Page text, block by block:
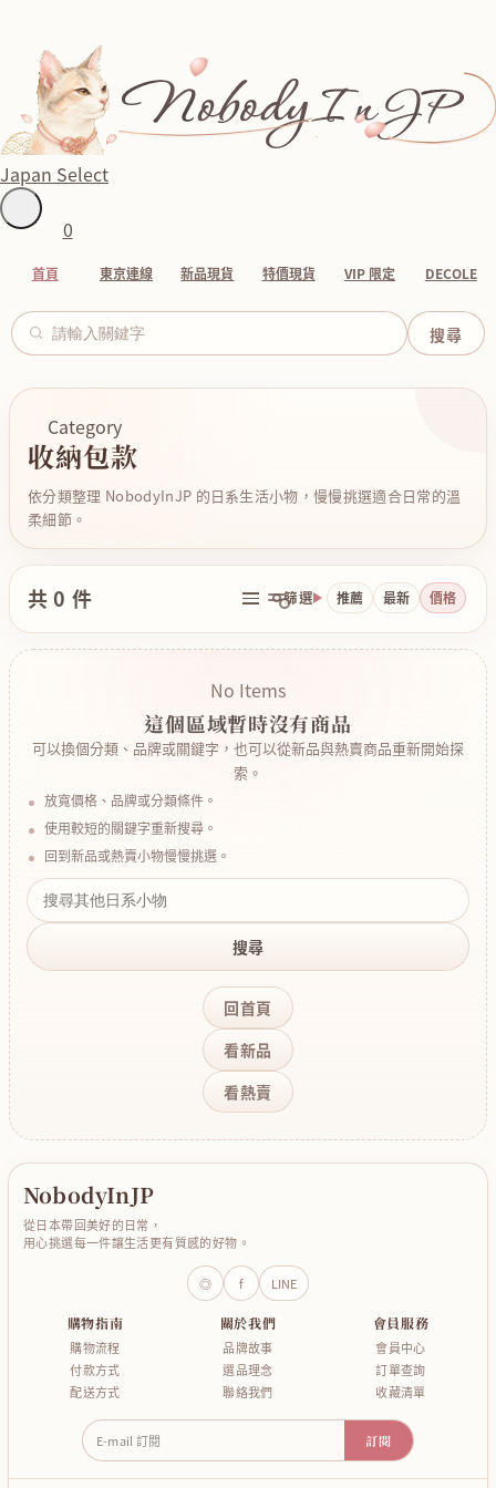
Japan Select
0
首頁 東京連線 新品現貨 特價現貨 VIP 限定 DECOLE
Category
收納包款
依分類整理 NobodyInJP 的日系生活小物，慢慢挑選適合日常的溫
柔細節。
共 0 件 篩選 推薦 最新 價格
No Items
這個區域暫時沒有商品
可以換個分類、品牌或關鍵字，也可以從新品與熱賣商品重新開始探
索。
放寬價格、品牌或分類條件。
使用較短的關鍵字重新搜尋。
回到新品或熱賣小物慢慢挑選。
搜尋
回首頁
看新品
看熱賣
NobodyInJP
從日本帶回美好的日常，
用心挑選每一件讓生活更有質感的好物。
◎ f LINE
購物指南
購物流程
付款方式
配送方式
關於我們
品牌故事
選品理念
聯絡我們
會員服務
會員中心
訂單查詢
收藏清單
E-mail 訂閱 訂閱